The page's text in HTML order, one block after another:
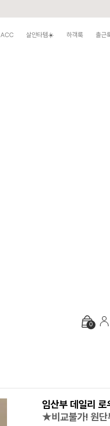
ACC 살안타템☀️ 하객룩 출근
0
임산부 데일리
★비교불가! 원